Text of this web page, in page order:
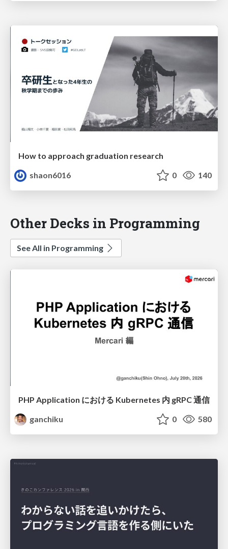
How to approach graduation research
shaon6016
0 140
Other Decks in Programming
See All in Programming
PHP Application における Kubernetes 内 gRPC 通信
ganchiku
0 580